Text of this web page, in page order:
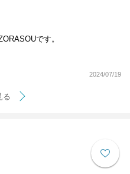
です。
2024/07/19
る